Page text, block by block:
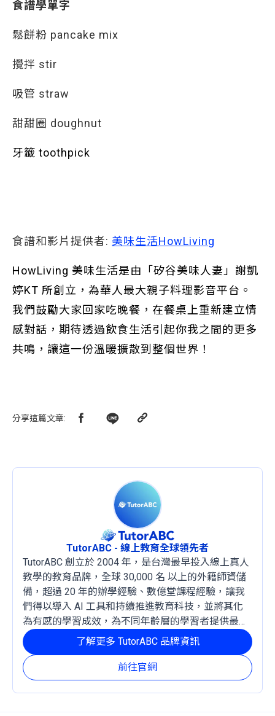
食譜學單字
鬆餅粉 pancake mix
攪拌 stir
吸管 straw
甜甜圈 doughnut
牙籤 toothpick
食譜和影片提供者: 美味生活HowLiving
HowLiving 美味生活是由「矽谷美味人妻」謝凱
婷KT 所創立，為華人最大親子料理影音平台。
我們鼓勵大家回家吃晚餐，在餐桌上重新建立情
感對話，期待透過飲食生活引起你我之間的更多
共鳴，讓這一份溫暖擴散到整個世界！
分享這篇文章:
TutorABC - 線上教育全球領先者
TutorABC 創立於 2004 年，是台灣最早投入線上真人
教學的教育品牌，全球 30,000 名 以上的外籍師資儲
備，超過 20 年的辦學經驗、數億堂課程經驗，讓我
們得以導入 AI 工具和持續推進教育科技，並將其化
為有感的學習成效，為不同年齡層的學習者提供最穩
定且有效的成長路徑。
前往官網
了解更多 TutorABC 品牌資訊